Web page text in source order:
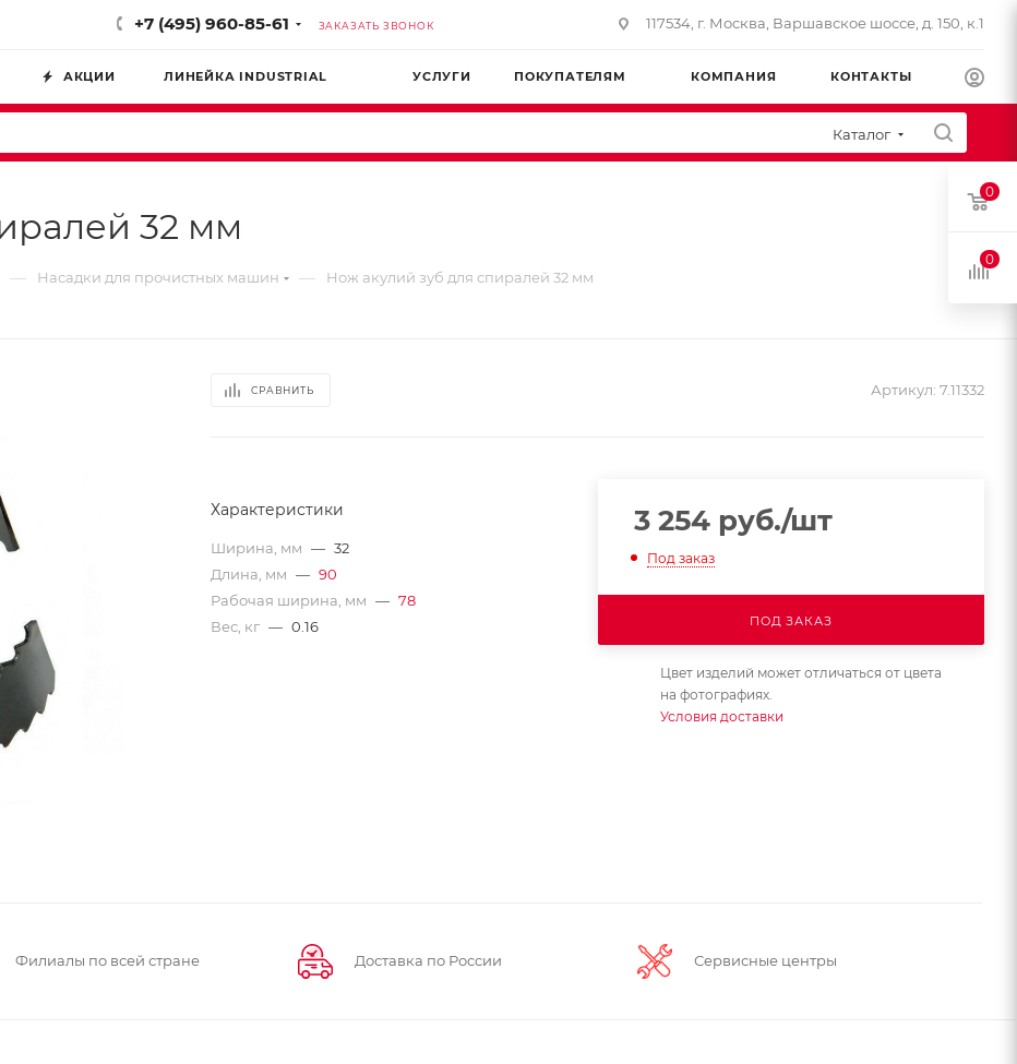
+7 (495) 960-85-61 ЗАКАЗАТЬ ЗВОНОК 117534, г. Москва, Варшавское шоссе, д. 150, к.1
АКЦИИ ЛИНЕЙКА INDUSTRIAL УСЛУГИ ПОКУПАТЕЛЯМ КОМПАНИЯ КОНТАКТЫ
Каталог
32 мм
— Насадки для прочистных машин — Нож акулий зуб для спиралей 32 мм
СРАВНИТЬ Артикул: 7.11332
Характеристики
Ширина, мм — 32
Длина, мм — 90
Рабочая ширина, мм — 78
Вес, кг — 0.16
3 254руб./шт
Под заказ
ПОД ЗАКАЗ
Цвет изделий может отличаться от цвета
на фотографиях.
Условия доставки
Филиалы по всей стране Доставка по России Сервисные центры
0
0